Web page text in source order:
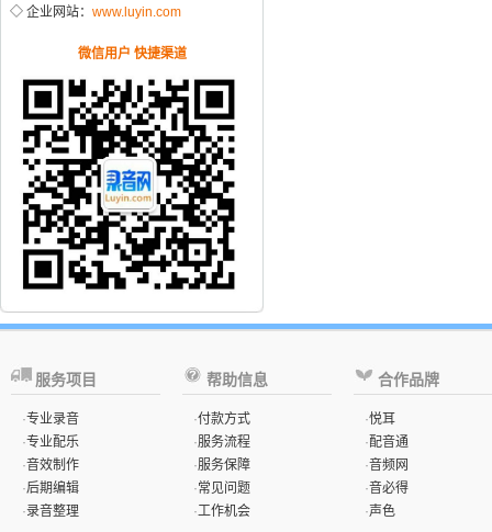
◇ 企业网站： www.luyin.com
微信用户 快捷渠道
服务项目
·专业录音
·专业配乐
·音效制作
·后期编辑
·录音整理
帮助信息
·付款方式
·服务流程
·服务保障
·常见问题
·工作机会
合作品牌
·悦耳
·配音通
·音频网
·音必得
·声色